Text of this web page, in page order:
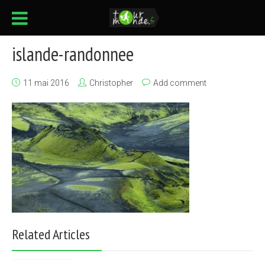
islande-randonnee
11 mai 2016 Christopher Add comment
Related Articles